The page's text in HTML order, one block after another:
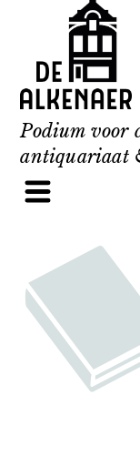
content
Podium voor
antiquariaat